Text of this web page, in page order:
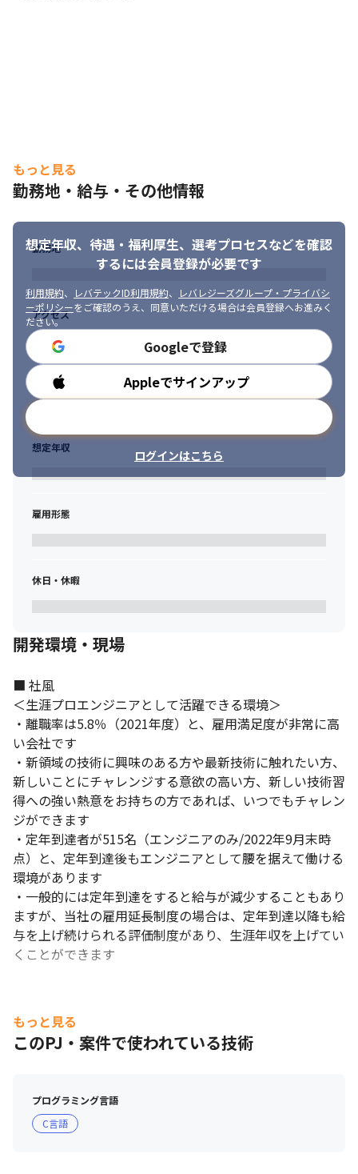
もっと見る
勤務地・給与・その他情報
想定年収、待遇・福利厚生、 選考プロセスなどを確認
するには会員登録が必要です
利用規約、 レバテックID利用規約、
レバレジーズグループ・プライバシ
ーポリシーをご確認のうえ、同意いただける場合は会員登録へお進みく
ださい。
Googleで登録
Appleでサインアップ
ログインはこちら
勤務地
アクセス
勤務時間
想定年収
雇用形態
休日・休暇
開発環境・現場
■ 社風
＜生涯プロエンジニアとして活躍できる環境＞
・離職率は5.8％（2021年度）と、雇用満足度が非常に高
い会社です
・新領域の技術に興味のある方や最新技術に触れたい方、
新しいことにチャレンジする意欲の高い方、新しい技術習
得への強い熱意をお持ちの方であれば、いつでもチャレン
ジができます
・定年到達者が515名（エンジニアのみ/2022年9月末時
点）と、定年到達後もエンジニアとして腰を据えて働ける
環境があります
・一般的には定年到達をすると給与が減少することもあり
ますが、当社の雇用延長制度の場合は、定年到達以降も給
与を上げ続けられる評価制度があり、生涯年収を上げてい
くことができます
もっと見る
このPJ・案件で使われている技術
プログラミング言語
C言語